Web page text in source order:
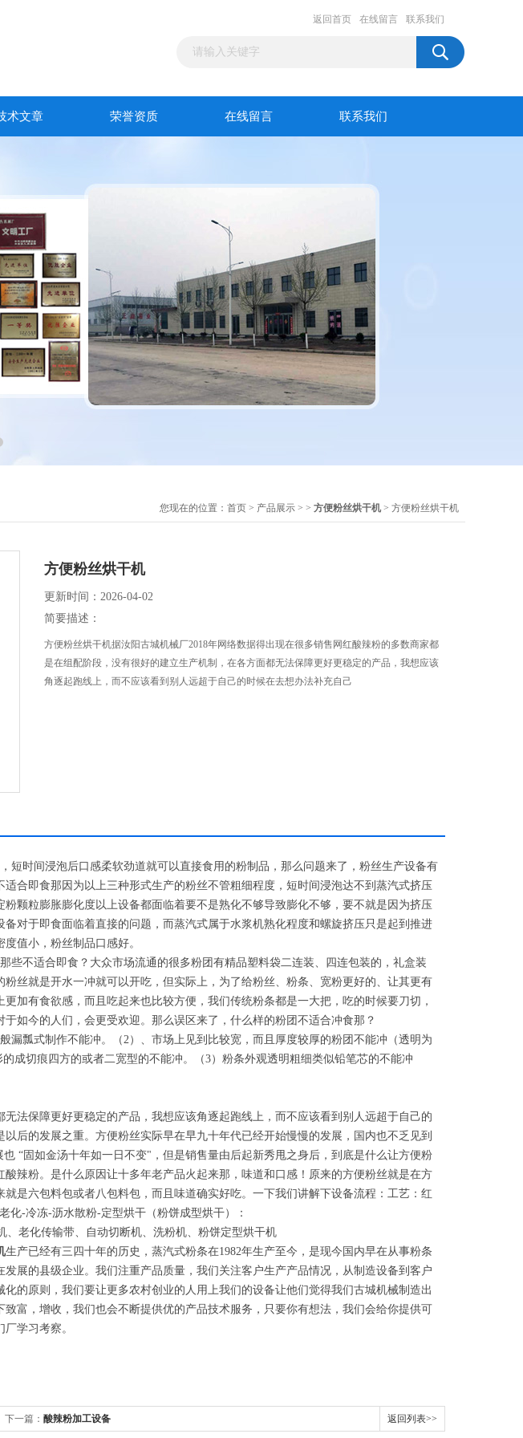
返回首页 在线留言 联系我们
术文章 荣誉资质 在线留言 联系我们
您现在的位置： 首页 > 产品展示 > > 方便粉丝烘干机 > 方便粉丝烘干机
方便粉丝烘干机
更新时间：2026-04-02
简要描述：
方便粉丝烘干机据汝阳古城机械厂2018年网络数据得出现在很多销售网红酸辣粉的多数商家都
是在组配阶段，没有很好的建立生产机制，在各方面都无法保障更好更稳定的产品，我想应该
角逐起跑线上，而不应该看到别人远超于自己的时候在去想办法补充自己
短时间浸泡后口感柔软劲道就可以直接食用的粉制品，那么问题来了，粉丝生产设备有
合即食那因为以上三种形式生产的粉丝不管粗细程度，短时间浸泡达不到蒸汽式挤压
颗粒膨胀膨化度以上设备都面临着要不是熟化不够导致膨化不够，要不就是因为挤压
对于即食面临着直接的问题，而蒸汽式属于水浆机熟化程度和螺旋挤压只是起到推进
值小，粉丝制品口感好。
些不适合即食？大众市场流通的很多粉团有精品塑料袋二连装、四连包装的，礼盒装
丝就是开水一冲就可以开吃，但实际上，为了给粉丝、粉条、宽粉更好的、让其更有
加有食欲感，而且吃起来也比较方便，我们传统粉条都是一大把，吃的时候要刀切，
如今的人们，会更受欢迎。那么误区来了，什么样的粉团不适合冲食那？
漏瓢式制作不能冲。（2）、市场上见到比较宽，而且厚度较厚的粉团不能冲（透明为
成切痕四方的或者二宽型的不能冲。（3）粉条外观透明粗细类似铅笔芯的不能冲
法保障更好更稳定的产品，我想应该角逐起跑线上，而不应该看到别人远超于自己的
后的发展之重。方便粉丝实际早在早九十年代已经开始慢慢的发展，国内也不乏见到
“固如金汤十年如一日不变"，但是销售量由后起新秀甩之身后，到底是什么让方便粉
辣粉。是什么原因让十多年老产品火起来那，味道和口感！原来的方便粉丝就是在方
是六包料包或者八包料包，而且味道确实好吃。一下我们讲解下设备流程：工艺：红
化-冷冻-沥水散粉-定型烘干（粉饼成型烘干）：
、老化传输带、自动切断机、洗粉机、粉饼定型烘干机
生产已经有三四十年的历史，蒸汽式粉条在1982年生产至今，是现今国内早在从事粉条
展的县级企业。我们注重产品质量，我们关注客户生产产品情况，从制造设备到客户
的原则，我们要让更多农村创业的人用上我们的设备让他们觉得我们古城机械制造出
富，增收，我们也会不断提供优的产品技术服务，只要你有想法，我们会给你提供可
学习考察。
下一篇： 酸辣粉加工设备 返回列表>>